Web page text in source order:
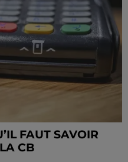
FAUT SAVOIR
CB